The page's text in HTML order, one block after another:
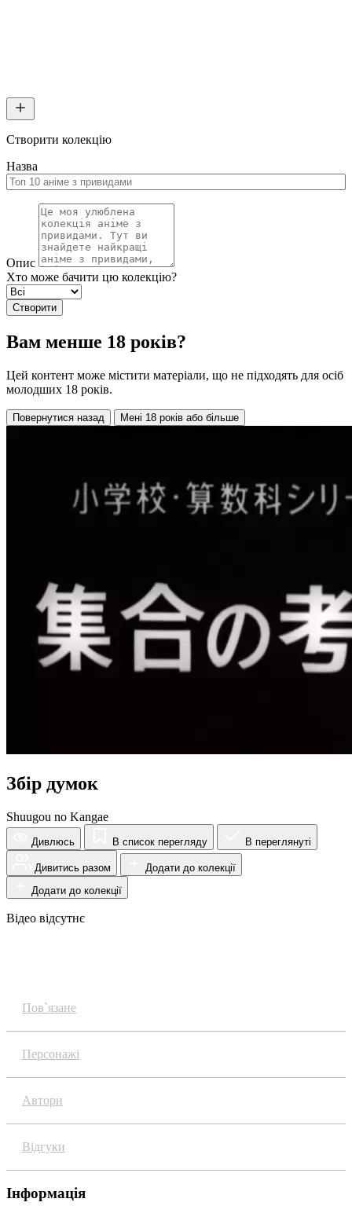
Створити колекцію
Назва
Опис
Хто може бачити цю колекцію?
Створити
Вам менше 18 років?
Цей контент може містити матеріали, що не підходять для осіб
молодших 18 років.
Повернутися назад Мені 18 років або більше
Збір думок
Shuugou no Kangae
Дивлюсь В список перегляду В переглянуті
Дивитись разом
Додати до колекції
Додати до колекції
Відео відсутнє
Пов`язане
Персонажі
Автори
Відгуки
Інформація